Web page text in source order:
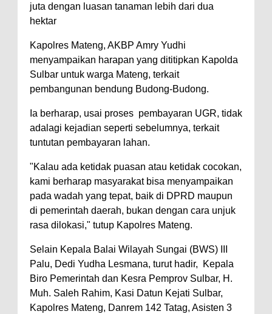
juta dengan luasan tanaman lebih dari dua
hektar
Kapolres Mateng, AKBP Amry Yudhi
menyampaikan harapan yang dititipkan Kapolda
Sulbar untuk warga Mateng, terkait
pembangunan bendung Budong-Budong.
Ia berharap, usai proses pembayaran UGR, tidak
adalagi kejadian seperti sebelumnya, terkait
tuntutan pembayaran lahan.
"Kalau ada ketidak puasan atau ketidak cocokan,
kami berharap masyarakat bisa menyampaikan
pada wadah yang tepat, baik di DPRD maupun
di pemerintah daerah, bukan dengan cara unjuk
rasa dilokasi," tutup Kapolres Mateng.
Selain Kepala Balai Wilayah Sungai (BWS) III
Palu, Dedi Yudha Lesmana, turut hadir, Kepala
Biro Pemerintah dan Kesra Pemprov Sulbar, H.
Muh. Saleh Rahim, Kasi Datun Kejati Sulbar,
Kapolres Mateng, Danrem 142 Tatag, Asisten 3